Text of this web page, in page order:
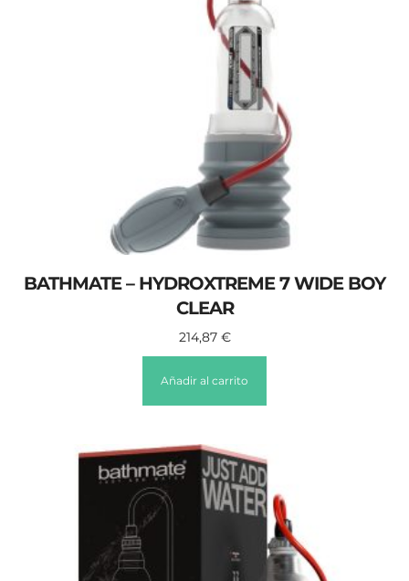
BATHMATE – HYDROXTREME 7 WIDE BOY
CLEAR
214,87 €
Añadir al carrito